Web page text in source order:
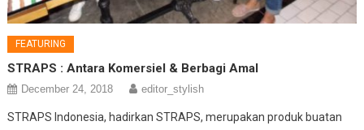
FEATURING
STRAPS : Antara Komersiel & Berbagi Amal
December 24, 2018 editor_stylish
STRAPS Indonesia, hadirkan STRAPS, merupakan produk buatan